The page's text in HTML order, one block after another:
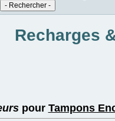
Recharges
pour Tampons